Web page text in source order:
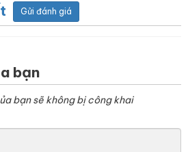
Gửi đánh giá
bạn
bạn sẽ không bị công khai